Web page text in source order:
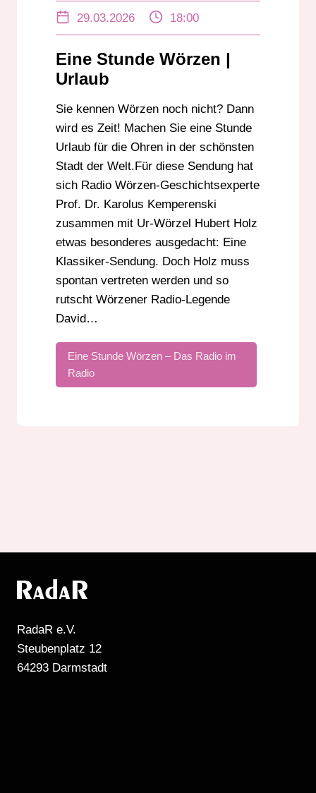
29.03.2026 18:00
Eine Stunde Wörzen |
Urlaub
Sie kennen Wörzen noch nicht? Dann
wird es Zeit! Machen Sie eine Stunde
Urlaub für die Ohren in der schönsten
Stadt der Welt.Für diese Sendung hat
sich Radio Wörzen-Geschichtsexperte
Prof. Dr. Karolus Kemperenski
zusammen mit Ur-Wörzel Hubert Holz
etwas besonderes ausgedacht: Eine
Klassiker-Sendung. Doch Holz muss
spontan vertreten werden und so
rutscht Wörzener Radio-Legende
David…
Eine Stunde Wörzen – Das Radio im
Radio
RadaR e.V.
Steubenplatz 12
64293 Darmstadt